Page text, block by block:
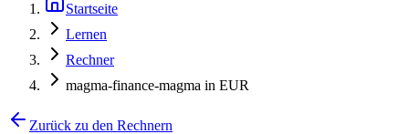
Startseite
Lernen
Rechner
magma-finance-magma in EUR
Zurück zu den Rechnern